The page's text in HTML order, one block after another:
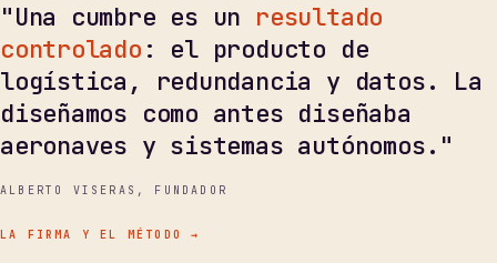
"Una cumbre es un resultado
controlado : el producto de
logística, redundancia y datos. La
diseñamos como antes diseñaba
aeronaves y sistemas autónomos."
ALBERTO VISERAS, FUNDADOR
LA FIRMA Y EL MÉTODO→